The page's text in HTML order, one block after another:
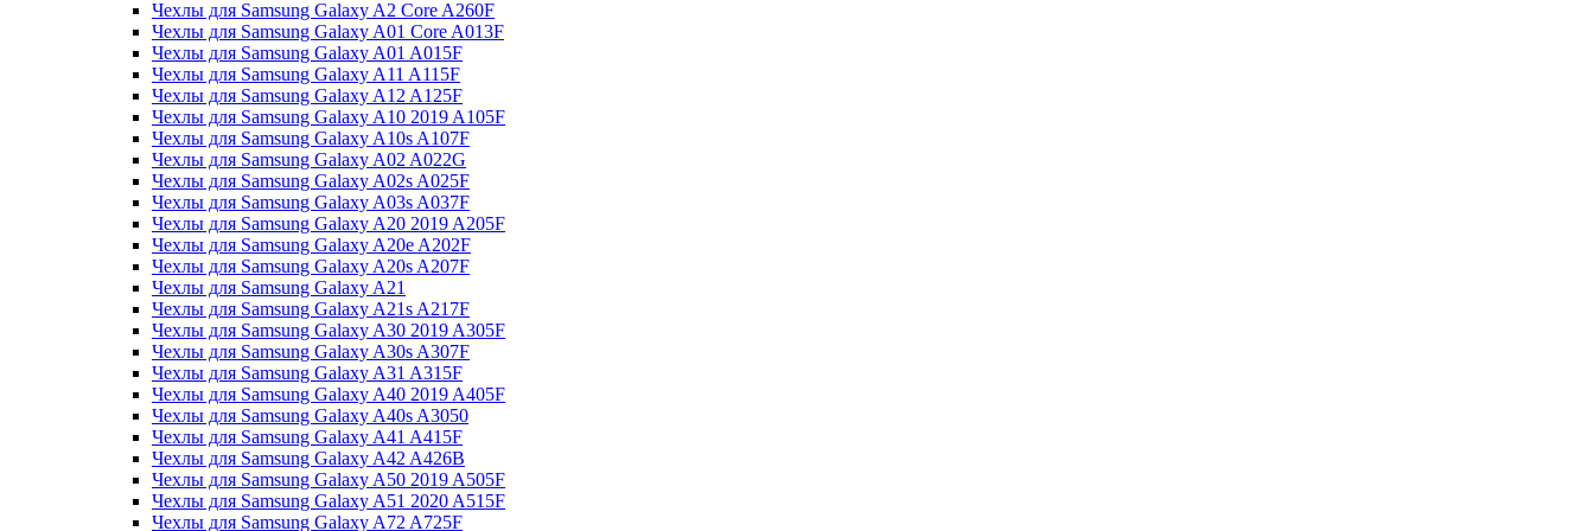
Чехлы для Samsung Galaxy A2 Core A260F
Чехлы для Samsung Galaxy A01 Core A013F
Чехлы для Samsung Galaxy A01 A015F
Чехлы для Samsung Galaxy A11 A115F
Чехлы для Samsung Galaxy A12 A125F
Чехлы для Samsung Galaxy A10 2019 A105F
Чехлы для Samsung Galaxy A10s A107F
Чехлы для Samsung Galaxy A02 A022G
Чехлы для Samsung Galaxy A02s A025F
Чехлы для Samsung Galaxy A03s A037F
Чехлы для Samsung Galaxy A20 2019 A205F
Чехлы для Samsung Galaxy A20e A202F
Чехлы для Samsung Galaxy A20s A207F
Чехлы для Samsung Galaxy A21
Чехлы для Samsung Galaxy A21s A217F
Чехлы для Samsung Galaxy A30 2019 A305F
Чехлы для Samsung Galaxy A30s A307F
Чехлы для Samsung Galaxy A31 A315F
Чехлы для Samsung Galaxy A40 2019 A405F
Чехлы для Samsung Galaxy A40s A3050
Чехлы для Samsung Galaxy A41 A415F
Чехлы для Samsung Galaxy A42 A426B
Чехлы для Samsung Galaxy A50 2019 A505F
Чехлы для Samsung Galaxy A51 2020 A515F
Чехлы для Samsung Galaxy A72 A725F